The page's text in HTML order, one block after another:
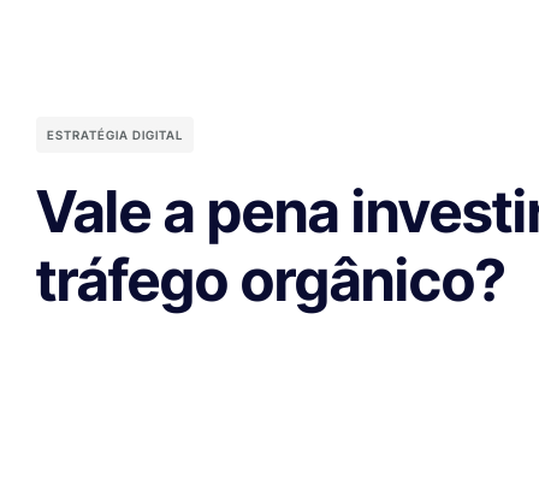
ESTRATÉGIA DIGITAL
Vale a pena
tráfego orgânico?